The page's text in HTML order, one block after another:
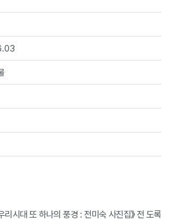
시대 또 하나의 풍경 : 전미숙 사진집》 전 도록